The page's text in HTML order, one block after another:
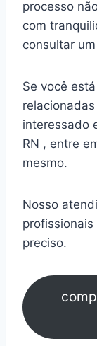
processo
com
consultar
Se você
interessado
RN , entre
mesmo.
Nosso
preciso.